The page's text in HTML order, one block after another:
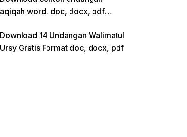
aqiqah word, doc, docx, pdf
Download 14 Undangan Walimatul
Ursy Gratis Format doc, docx, pdf